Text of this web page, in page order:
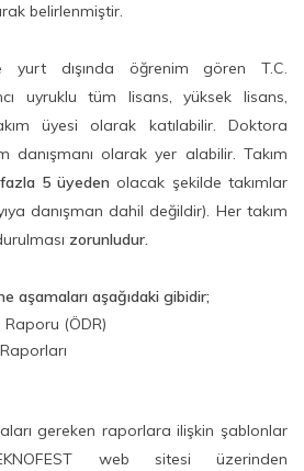
belirlenmiştir.
yurt dışında öğrenim gören T.C.
uyruklu tüm lisans, yüksek lisans,
üyesi olarak katılabilir. Doktora
danışmanı olarak yer alabilir. Takım
5 üyeden olacak şekilde takımlar
danışman dahil değildir). Her takım
zorunludur.
aşamaları aşağıdaki gibidir;
(ÖDR)
gereken raporlara ilişkin şablonlar
web sitesi üzerinden